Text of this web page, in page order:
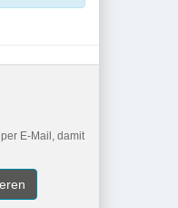
E-Mail, damit